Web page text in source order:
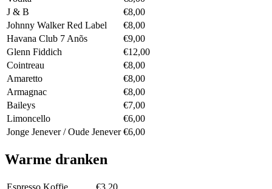
J & B
€8,00
Johnny Walker Red Label
€8,00
Havana Club 7 Anõs
€9,00
Glenn Fiddich
€12,00
Cointreau
€8,00
Amaretto
€8,00
Armagnac
€8,00
Baileys
€7,00
Limoncello
€6,00
Jonge Jenever / Oude Jenever €6,00
Warme dranken
Espresso Koffie
€3,20